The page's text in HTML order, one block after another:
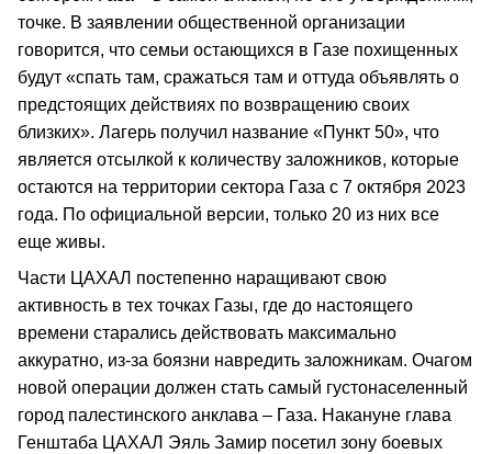
точке. В заявлении общественной организации
говорится, что семьи остающихся в Газе похищенных
будут «спать там, сражаться там и оттуда объявлять о
предстоящих действиях по возвращению своих
близких». Лагерь получил название «Пункт 50», что
является отсылкой к количеству заложников, которые
остаются на территории сектора Газа с 7 октября 2023
года. По официальной версии, только 20 из них все
еще живы.
Части ЦАХАЛ постепенно наращивают свою
активность в тех точках Газы, где до настоящего
времени старались действовать максимально
аккуратно, из-за боязни навредить заложникам. Очагом
новой операции должен стать самый густонаселенный
город палестинского анклава – Газа. Накануне глава
Генштаба ЦАХАЛ Эяль Замир посетил зону боевых